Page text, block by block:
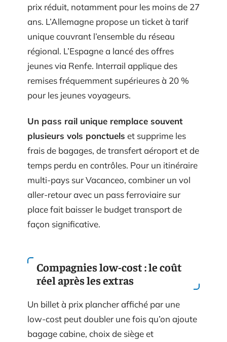
prix réduit, notamment pour les moins de 27
ans. L’Allemagne propose un ticket à tarif
unique couvrant l’ensemble du réseau
régional. L’Espagne a lancé des offres
jeunes via Renfe. Interrail applique des
remises fréquemment supérieures à 20 %
pour les jeunes voyageurs.
Un pass rail unique remplace souvent
plusieurs vols ponctuels et supprime les
frais de bagages, de transfert aéroport et de
temps perdu en contrôles. Pour un itinéraire
multi-pays sur Vacanceo, combiner un vol
aller-retour avec un pass ferroviaire sur
place fait baisser le budget transport de
façon significative.
Compagnies low-cost : le coût
réel après les extras
Un billet à prix plancher affiché par une
low-cost peut doubler une fois qu’on ajoute
bagage cabine, choix de siège et